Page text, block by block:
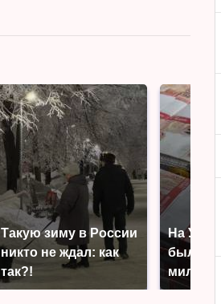
Такую зиму в России
никто не ждал: как
так?!
На
были